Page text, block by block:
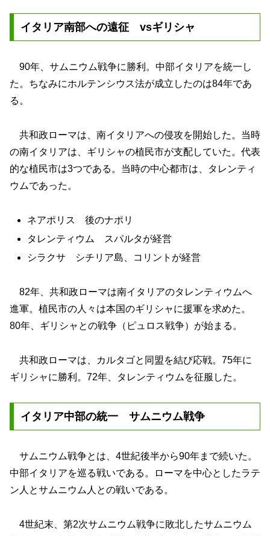
イタリア南部への遠征 vsギリシャ
90年、サムニウム戦争に勝利。中部イタリアを統一し
た。ちなみにホルテンシウス法が成立したのは84年であ
る。
共和政ローマは、南イタリアへの侵攻を開始した。当時
の南イタリアは、ギリシャの植民市が支配していた。代表
的な植民市は3つである。当時の中心都市は、タレンティ
ウムであった。
ネアポリス 後のナポリ
タレンティウム スパルタが経営
シラクサ シチリア島、コリントが経営
82年、共和政ローマは南イタリアのタレンティウムへ
進軍。植民市の人々は本国のギリシャに援軍を求めた。
80年、ギリシャとの戦争（ピュロス戦争）が始まる。
共和政ローマは、カルタゴと同盟を結び応戦。75年に
ギリシャに勝利。72年、タレンティウムを征服した。
イタリア中部の統一 サムニウム戦争
サムニウム戦争とは、4世紀後半から90年まで続いた。
中部イタリアを巡る戦いである。ローマを中心としたラテ
ン人とサムニウム人との戦いである。
4世紀末、第2次サムニウム戦争に敗北したサムニウム